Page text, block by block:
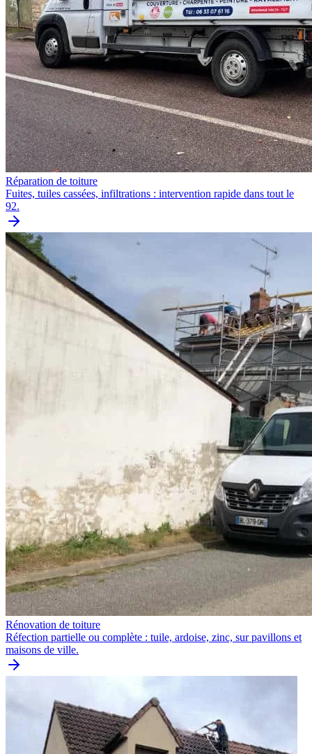
Réparation de toiture
Fuites, tuiles cassées, infiltrations : intervention rapide dans tout le
92.
Rénovation de toiture
Réfection partielle ou complète : tuile, ardoise, zinc, sur pavillons et
maisons de ville.